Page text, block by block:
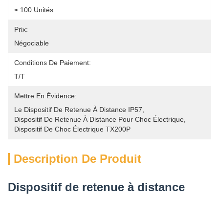
≥ 100 Unités
Prix:
Négociable
Conditions De Paiement:
T/T
Mettre En Évidence:
Le Dispositif De Retenue À Distance IP57
Dispositif De Retenue À Distance Pour Choc Électrique
Dispositif De Choc Électrique TX200P
Description De Produit
Dispositif de retenue à distance